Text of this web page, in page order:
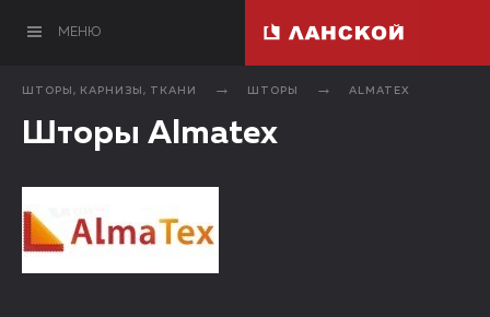
МЕНЮ
ШТОРЫ, КАРНИЗЫ, ТКАНИ ШТОРЫ ALMATEX
Шторы Almatex